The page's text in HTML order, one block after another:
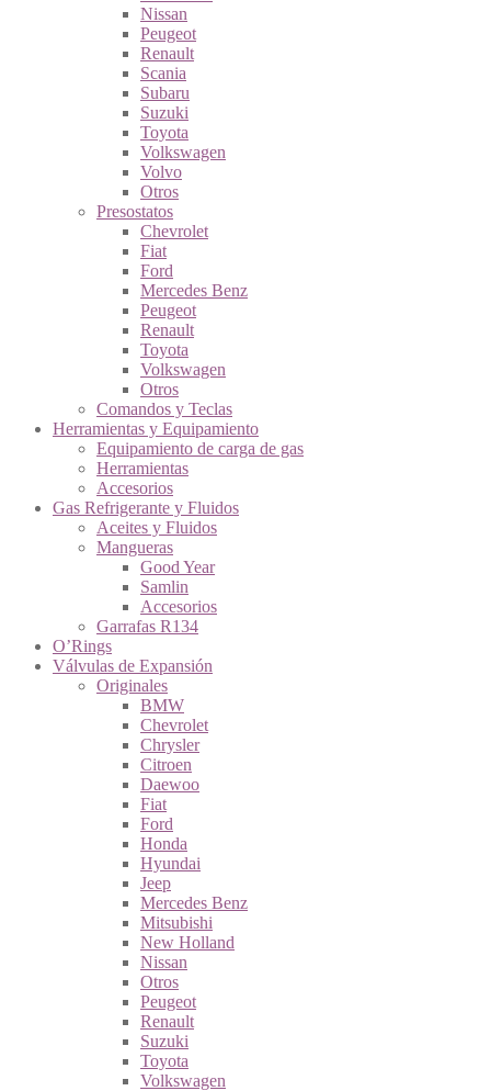
Nissan
Peugeot
Renault
Scania
Subaru
Suzuki
Toyota
Volkswagen
Volvo
Otros
Presostatos
Chevrolet
Fiat
Ford
Mercedes Benz
Peugeot
Renault
Toyota
Volkswagen
Otros
Comandos y Teclas
Herramientas y Equipamiento
Equipamiento de carga de gas
Herramientas
Accesorios
Gas Refrigerante y Fluidos
Aceites y Fluidos
Mangueras
Good Year
Samlin
Accesorios
Garrafas R134
O’Rings
Válvulas de Expansión
Originales
BMW
Chevrolet
Chrysler
Citroen
Daewoo
Fiat
Ford
Honda
Hyundai
Jeep
Mercedes Benz
Mitsubishi
New Holland
Nissan
Otros
Peugeot
Renault
Suzuki
Toyota
Volkswagen